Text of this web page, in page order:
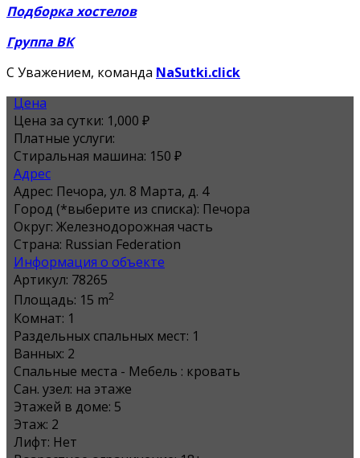
Подборка хостелов
Группа ВК
С Уважением, команда NaSutki.click
Цена
Цена за сутки: 1,000 ₽
Платные услуги:
Стиральная машина: 150 ₽
Адрес
Адрес: Печора, ул. 8 Марта, д. 4
Город (*выберите из списка): Печора
Округ: Железнодорожная часть
Страна: Russian Federation
Информация о объекте
Артикул: 78265
Площадь: 15 m2
Комнат: 1
Раздельных спальных мест: 1
Ванных: 2
Спальные места - Мебель : кровать
Сан. узел: на этаже
Этажей в доме: 5
Этаж: 2
Лифт: Нет